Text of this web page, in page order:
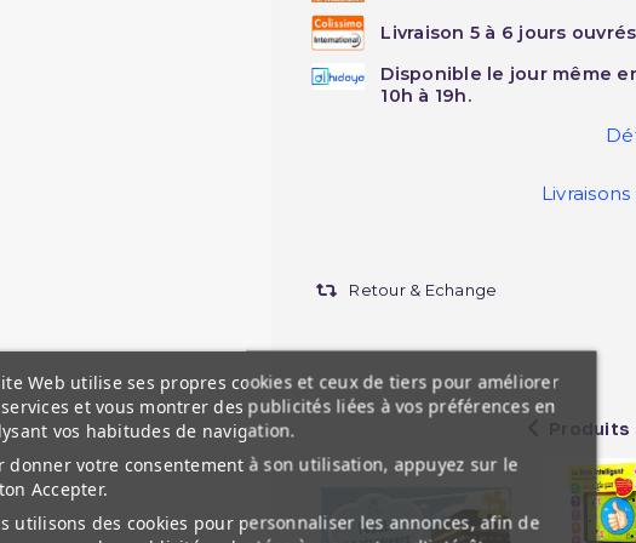
Livraison 5 à 6 jours ouvrés
Disponible le jour même
10h à 19h.
Retour & Echange
Web utilise ses propres cookies et ceux de tiers pour améliorer
et vous montrer des publicités liées à vos préférences en
vos habitudes de navigation.
donner votre consentement à son utilisation, appuyez sur le
Accepter.
utilisons des cookies pour personnaliser les annonces, afin de